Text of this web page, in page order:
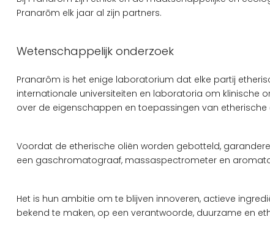
Pranarōm elk jaar al zijn partners.
Wetenschappelijk onderzoek
Pranarôm is het enige laboratorium dat elke partij
internationale universiteiten en laboratoria om klinische
over de eigenschappen en toepassingen van etherische
Voordat de etherische oliën worden gebotteld,
een gaschromatograaf, massaspectrometer en
Het is hun ambitie om te blijven innoveren, actieve
bekend te maken, op een verantwoorde, duurzame en